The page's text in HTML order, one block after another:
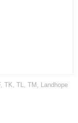
TK, TL, TM, Landhope